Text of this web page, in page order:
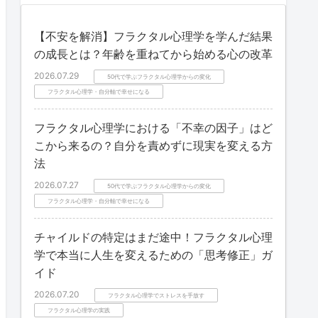
【不安を解消】フラクタル心理学を学んだ結果
の成長とは？年齢を重ねてから始める心の改革
2026.07.29 50代で学ぶフラクタル心理学からの変化
フラクタル心理学・自分軸で幸せになる
フラクタル心理学における「不幸の因子」はど
こから来るの？自分を責めずに現実を変える方
法
2026.07.27 50代で学ぶフラクタル心理学からの変化
フラクタル心理学・自分軸で幸せになる
チャイルドの特定はまだ途中！フラクタル心理
学で本当に人生を変えるための「思考修正」ガ
イド
2026.07.20 フラクタル心理学でストレスを手放す
フラクタル心理学の実践